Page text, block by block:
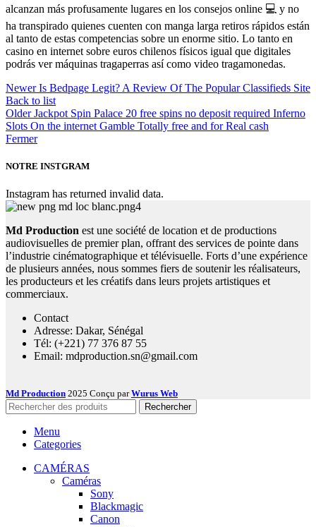
alcanzan más profusamente lugares en los consejos online 💻 y no
ha transpirado quienes cuenten con manga larga retiros rápidos están
al tanto de estas competencias sobre un enorme sitio. Lo tanto en
casino en internet sobre euros chilenos físicos igual que digitales
podrás ver máquinas tragaperras así­ como video tragamonedas.
Newer Is Bedpage Legit? A Review Of The Popular Classifieds Site
Back to list
Older Jackpot Spin Palace 20 free spins no deposit required Inferno
Slots On the internet Gamble Totally free and for Real cash
Fermer
NOTRE INSTGRAM
Instagram has returned invalid data.
Md Production est une société de location et de productions
audiovisuelles de premier plan, offrant des services de pointe dans
l’industrie cinématographique et télévisuelle. Forts d’une expérience
de plusieurs années, nous sommes fiers de soutenir les réalisateurs,
les producteurs et les créatifs dans leurs projets artistiques et
commerciaux.
Contact
Adresse: Dakar, Sénégal
Tél: (+221) 77 376 87 55
Email: mdproduction.sn@gmail.com
Md Production 2025 Conçu parWurus Web
Rechercher
Menu
Categories
CAMÉRAS
Caméras
Sony
Blackmagic
Canon